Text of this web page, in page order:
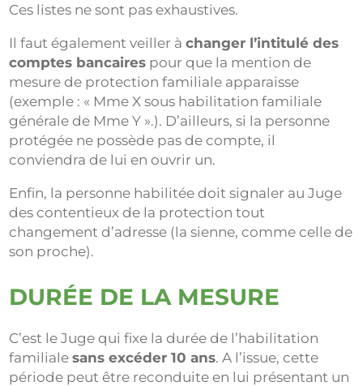
Ces listes ne sont pas exhaustives.
Il faut également veiller àchanger l’intitulé des
comptes bancaires pour que la mention de
mesure de protection familiale apparaisse
(exemple : « Mme X sous habilitation familiale
générale de Mme Y ».). D’ailleurs, si la personne
protégée ne possède pas de compte, il
conviendra de lui en ouvrir un.
Enfin, la personne habilitée doit signaler au Juge
des contentieux de la protection tout
changement d’adresse (la sienne, comme celle de
son proche).
DURÉE DE LA MESURE
C’est le Juge qui fixe la durée de l’habilitation
familialesans excéder 10 ans. A l’issue, cette
période peut être reconduite en lui présentant un